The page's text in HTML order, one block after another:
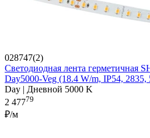
028747(2)
Светодиодная лента герметичная
Day5000-Veg (18.4 W/m, IP54,
Day | Дневной 5000 K
2 47779
₽/м